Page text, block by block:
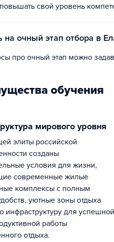
свой уровень
на очный этап отбора в
про очный этап можно
обучения
мирового уровня
созданы
условия для жизни,
современные жилые
комплексы с полным
уютные зоны отдыха
инфраструктуру для успешной
работы
отдыха.